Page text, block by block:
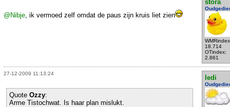
stora
18.714
OTindex:
2.861
@Nibje , ik vermoed zelf omdat de paus zijn kruis liet zien
27-12-2009 11:13:24
ledi
Quote Ozzy:
Arme Tistochwat. Is haar plan mislukt.